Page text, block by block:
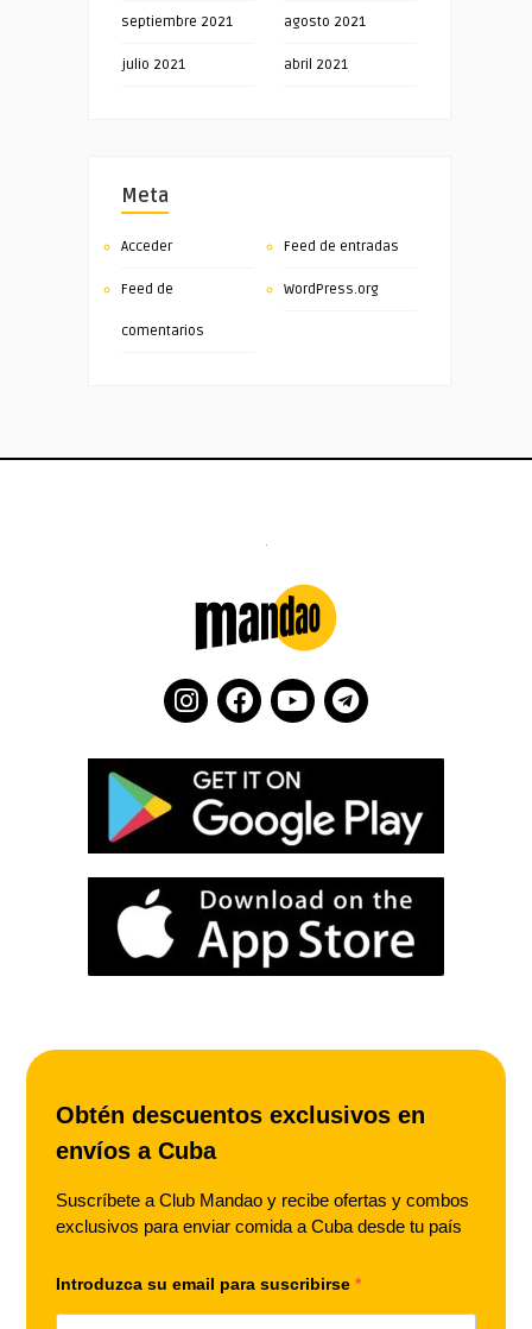
septiembre 2021 agosto 2021
julio 2021 abril 2021
Meta
Acceder Feed de entradas
Feed de
comentarios
WordPress.org
Obtén descuentos exclusivos en
envíos a Cuba
Suscríbete a Club Mandao y recibe ofertas y combos
exclusivos para enviar comida a Cuba desde tu país
Introduzca su email para suscribirse